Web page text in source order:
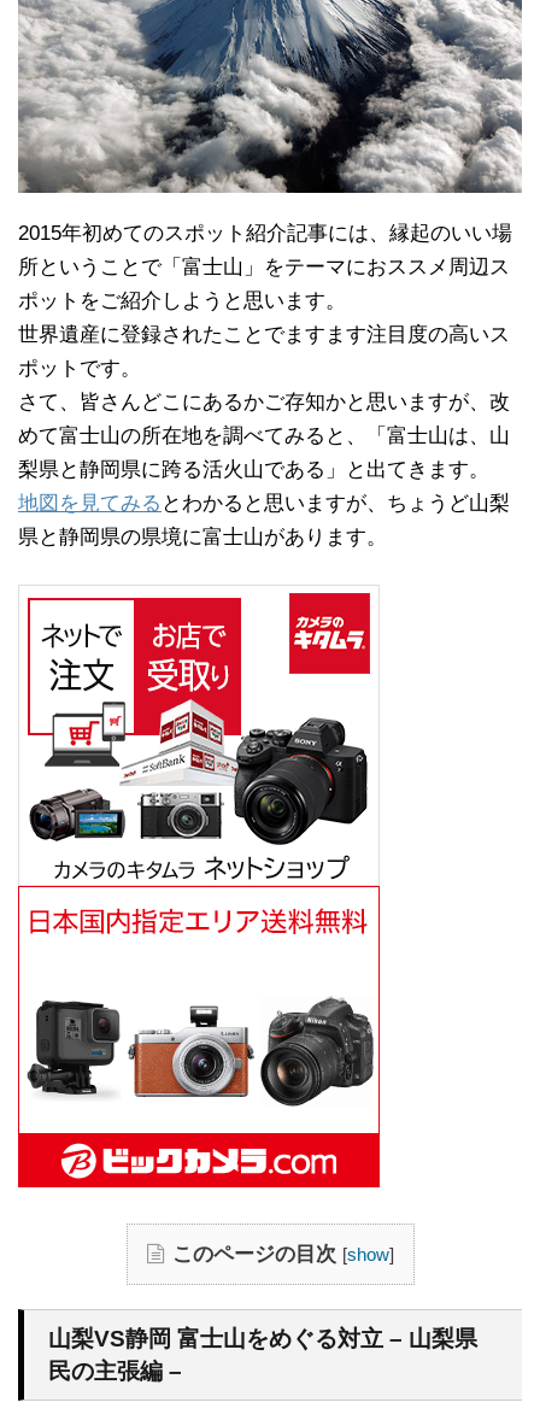
2015年初めてのスポット紹介記事には、縁起のいい場
所ということで「富士山」をテーマにおススメ周辺ス
ポットをご紹介しようと思います。
世界遺産に登録されたことでますます注目度の高いス
ポットです。
さて、皆さんどこにあるかご存知かと思いますが、改
めて富士山の所在地を調べてみると、「富士山は、山
梨県と静岡県に跨る活火山である」と出てきます。
地図を見てみる とわかると思いますが、ちょうど山梨
県と静岡県の県境に富士山があります。
このページの目次 [show]
山梨VS静岡 富士山をめぐる対立 – 山梨県
民の主張編 –